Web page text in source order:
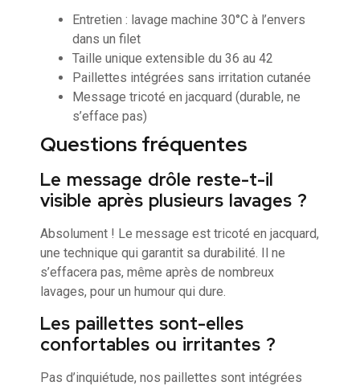
Entretien : lavage machine 30°C à l’envers
dans un filet
Taille unique extensible du 36 au 42
Paillettes intégrées sans irritation cutanée
Message tricoté en jacquard (durable, ne
s’efface pas)
Questions fréquentes
Le message drôle reste-t-il
visible après plusieurs lavages ?
Absolument ! Le message est tricoté en jacquard,
une technique qui garantit sa durabilité. Il ne
s’effacera pas, même après de nombreux
lavages, pour un humour qui dure.
Les paillettes sont-elles
confortables ou irritantes ?
Pas d’inquiétude, nos paillettes sont intégrées